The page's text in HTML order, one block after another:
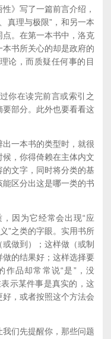
》写了一篇前言介绍，
真理与极限”，和另一本
。在第一本书中，洛克
书所关心的却是政府的
论，而质疑任何事的目
你在读完前言或索引之
部分。此外也要看看这
一本书的类型时，就很
，你得倚赖在主体内文
文字，同时将分类的基
区分出这是哪一类的书
因为它经常会出现“应
义”之类的字眼。实用书所
做到）；这样做（或制
的结果好；这样选择要
作品却常常说“是”，没
表示某件事是真实的，这
，或者按照这个方法会
们先提醒你，那些问题